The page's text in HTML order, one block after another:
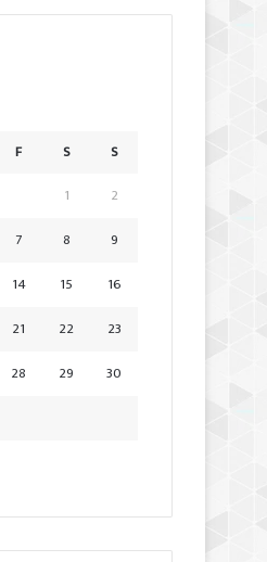
F S
S
1
2
7 8
9
14 15
16
21 22
23
28 29
30